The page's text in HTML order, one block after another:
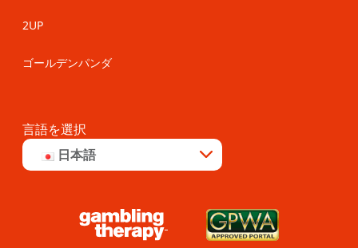
2UP
ゴールデンパンダ
言語を選択
日本語